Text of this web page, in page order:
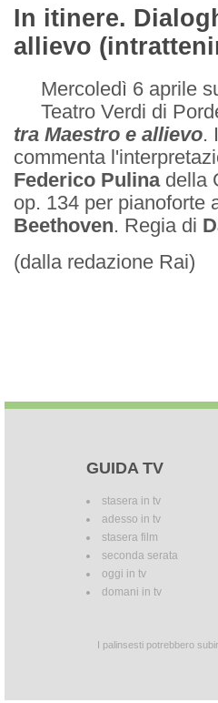
In itinere.
allievo
Mercoledì 6 aprile
Teatro Verdi di
tra Maestro e allievo.
commenta
Federico Pulinadella
op. 134 per pianoforte
Beethoven. Regia di
(dalla redazione Rai)
GUIDA TV
stasera in tv
adesso in tv
stasera film
seconda serata
oggi in tv
domani in tv
I palinsesti potrebbero